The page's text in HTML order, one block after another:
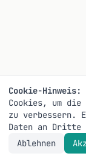
Cookie-Hinweis:
Cookies, um
zu verbessern.
Daten an Dritte
Ablehnen